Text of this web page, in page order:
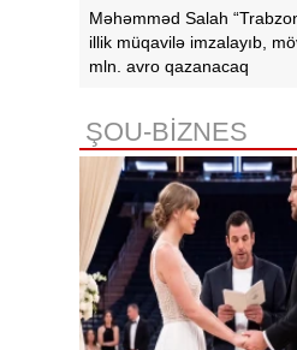
Məhəmməd Salah
illik müqavilə imzalayıb,
mln. avro qazanacaq
ŞOU-BİZNES